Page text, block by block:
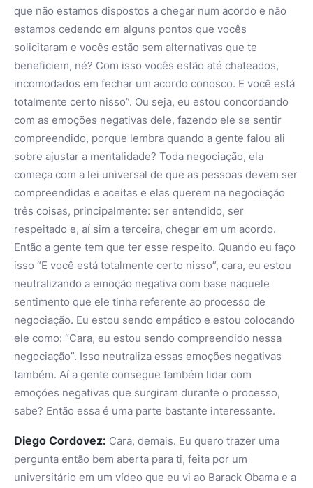
que não estamos dispostos a chegar num acordo e não
estamos cedendo em alguns pontos que vocês
solicitaram e vocês estão sem alternativas que te
beneficiem, né? Com isso vocês estão até chateados,
incomodados em fechar um acordo conosco. E você está
totalmente certo nisso”. Ou seja, eu estou concordando
com as emoções negativas dele, fazendo ele se sentir
compreendido, porque lembra quando a gente falou ali
sobre ajustar a mentalidade? Toda negociação, ela
começa com a lei universal de que as pessoas devem ser
compreendidas e aceitas e elas querem na negociação
três coisas, principalmente: ser entendido, ser
respeitado e, aí sim a terceira, chegar em um acordo.
Então a gente tem que ter esse respeito. Quando eu faço
isso “E você está totalmente certo nisso”, cara, eu estou
neutralizando a emoção negativa com base naquele
sentimento que ele tinha referente ao processo de
negociação. Eu estou sendo empático e estou colocando
ele como: “Cara, eu estou sendo compreendido nessa
negociação”. Isso neutraliza essas emoções negativas
também. Aí a gente consegue também lidar com
emoções negativas que surgiram durante o processo,
sabe? Então essa é uma parte bastante interessante.
Diego Cordovez: Cara, demais. Eu quero trazer uma
pergunta então bem aberta para ti, feita por um
universitário em um vídeo que eu vi ao Barack Obama e a